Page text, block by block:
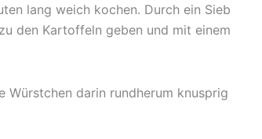
lang weich kochen. Durch ein Sieb
den Kartoffeln geben und mit einem
darin rundherum knusprig